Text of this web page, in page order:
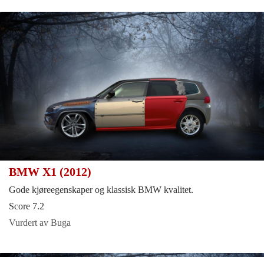
BMW X1 (2012)
Gode kjøreegenskaper og klassisk BMW kvalitet.
Score 7.2
Vurdert av Buga